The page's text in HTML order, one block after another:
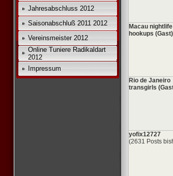
Jahresabschluss 2012
Saisonabschluß 2011 2012
Vereinsmeister 2012
Online Tuniere Radikaldart
2012
Impressum
Macau nightlife
hookups (Gast)
Rio de Janeiro
transgirls
yofix12727
(2631 Posts